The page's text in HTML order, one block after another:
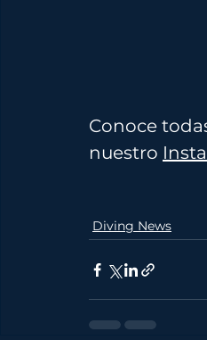
Conoce
nuestro
Diving News